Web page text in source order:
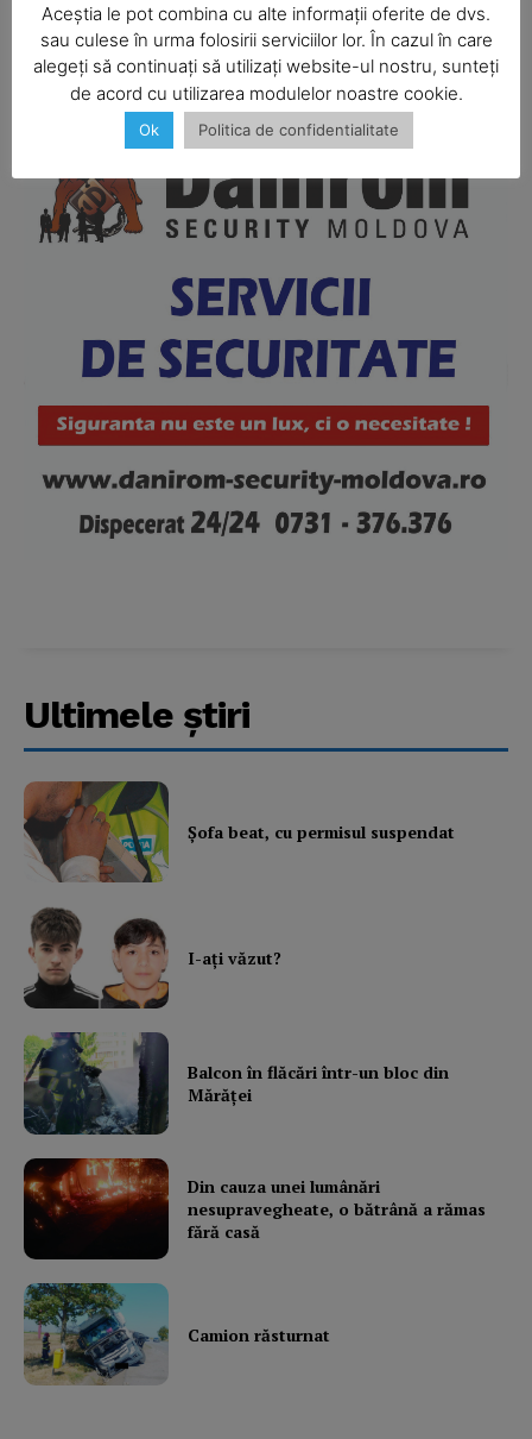
SUBSCRIBE NOW
Company
About
Contact us
Ultimele ştiri
Şofa beat, cu permisul suspendat
I-aţi văzut?
Balcon în flăcări într-un bloc din
Mărăţei
Din cauza unei lumânări
nesupravegheate, o bătrână a rămas
fără casă
Camion răsturnat
Aceștia le pot combina cu alte informații oferite de dvs.
sau culese în urma folosirii serviciilor lor. În cazul în care
alegeți să continuați să utilizați website-ul nostru, sunteți
de acord cu utilizarea modulelor noastre cookie.
Ok Politica de confidentialitate